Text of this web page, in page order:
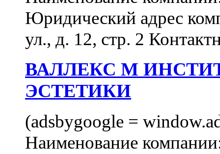
Юридический адрес
ул., д. 12, стр. 2
ВАЛЛЕКС М
ЭСТЕТИКИ
(adsbygoogle =
Наименование